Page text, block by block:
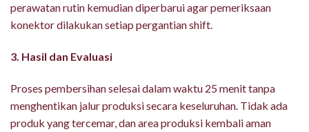
perawatan rutin kemudian diperbarui agar pemeriksaan
konektor dilakukan setiap pergantian shift.
3. Hasil dan Evaluasi
Proses pembersihan selesai dalam waktu 25 menit tanpa
menghentikan jalur produksi secara keseluruhan. Tidak ada
produk yang tercemar, dan area produksi kembali aman